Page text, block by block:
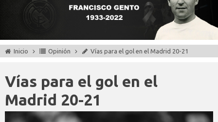
Inicio Opinión Vías para el gol en el Madrid 20-21
Vías para el gol en el
Madrid 20-21